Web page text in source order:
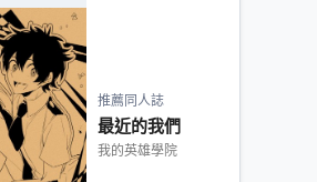
推薦同人誌
最近的我們
我的英雄學院